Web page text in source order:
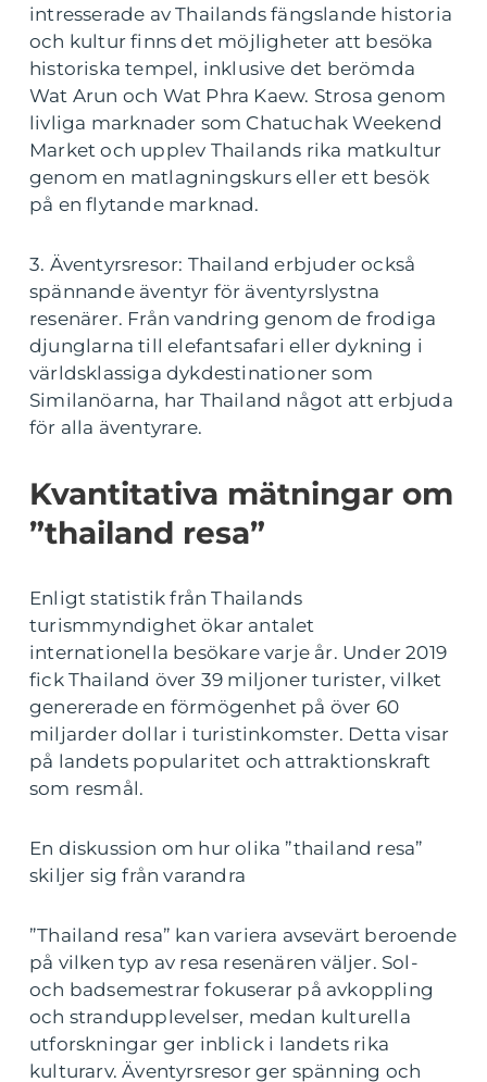
intresserade av Thailands fängslande historia
och kultur finns det möjligheter att besöka
historiska tempel, inklusive det berömda
Wat Arun och Wat Phra Kaew. Strosa genom
livliga marknader som Chatuchak Weekend
Market och upplev Thailands rika matkultur
genom en matlagningskurs eller ett besök
på en flytande marknad.
3. Äventyrsresor: Thailand erbjuder också
spännande äventyr för äventyrslystna
resenärer. Från vandring genom de frodiga
djunglarna till elefantsafari eller dykning i
världsklassiga dykdestinationer som
Similanöarna, har Thailand något att erbjuda
för alla äventyrare.
Kvantitativa mätningar om
”thailand resa”
Enligt statistik från Thailands
turismmyndighet ökar antalet
internationella besökare varje år. Under 2019
fick Thailand över 39 miljoner turister, vilket
genererade en förmögenhet på över 60
miljarder dollar i turistinkomster. Detta visar
på landets popularitet och attraktionskraft
som resmål.
En diskussion om hur olika ”thailand resa”
skiljer sig från varandra
”Thailand resa” kan variera avsevärt beroende
på vilken typ av resa resenären väljer. Sol-
och badsemestrar fokuserar på avkoppling
och strandupplevelser, medan kulturella
utforskningar ger inblick i landets rika
kulturarv. Äventyrsresor ger spänning och